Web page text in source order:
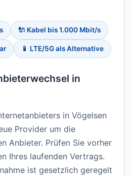
🔌 Kabel bis 1.000 Mbit/s
📱 LTE/5G als Alternative
in
in Vögelsen
Provider um die
Anbieter. Prüfen Sie vorher
Ihres laufenden Vertrags.
ist gesetzlich geregelt